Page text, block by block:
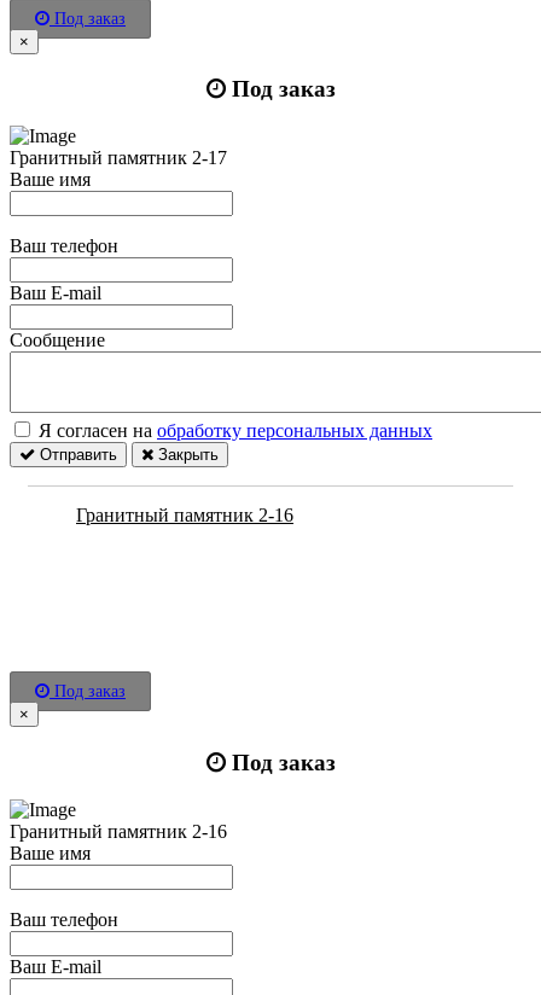
Под заказ
×
Под заказ
Гранитный памятник 2-17
Ваше имя
Ваш телефон
Ваш E-mail
Сообщение
Я согласен на обработку персональных данных
Отправить Закрыть
Гранитный памятник 2-16
Под заказ
×
Под заказ
Гранитный памятник 2-16
Ваше имя
Ваш телефон
Ваш E-mail